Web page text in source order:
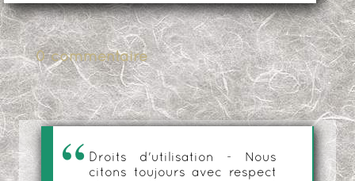
0 commentaire
Droits d'utilisation - Nous
citons toujours avec respect